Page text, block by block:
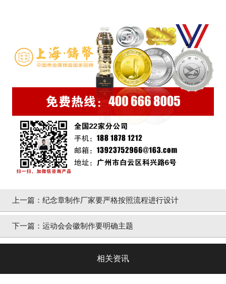
上一篇： 纪念章制作厂家要严格按照流程进行设计
下一篇： 运动会会徽制作要明确主题
相关资讯